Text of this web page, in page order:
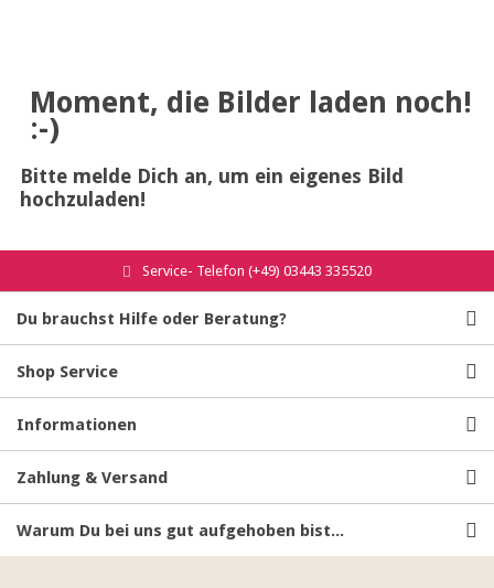
Moment, die Bilder laden noch!
:-)
Bitte melde Dich an, um ein eigenes Bild
hochzuladen!
Service- Telefon (+49) 03443 335520
Du brauchst Hilfe oder Beratung?
Shop Service
Informationen
Zahlung & Versand
Warum Du bei uns gut aufgehoben bist...